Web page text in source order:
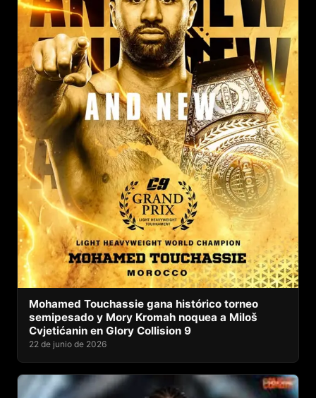
Mohamed Touchassie gana histórico torneo
semipesado y Mory Kromah noquea a Miloš
Cvjetićanin en Glory Collision 9
22 de junio de 2026